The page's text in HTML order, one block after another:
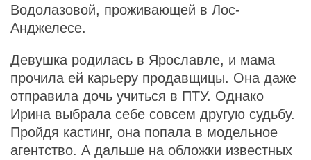
Водолазовой, проживающей в Лос-
Анджелесе.
Девушка родилась в Ярославле, и мама
прочила ей карьеру продавщицы. Она даже
отправила дочь учиться в ПТУ. Однако
Ирина выбрала себе совсем другую судьбу.
Пройдя кастинг, она попала в модельное
агентство. А дальше на обложки известных